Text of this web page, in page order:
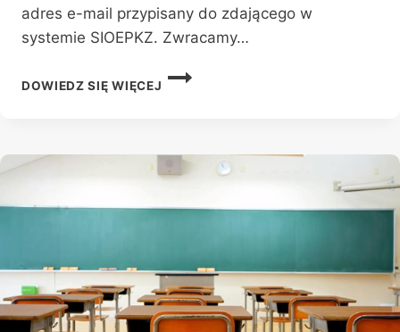
adres e-mail przypisany do zdającego w
systemie SIOEPKZ. Zwracamy…
DOWIEDZ SIĘ WIĘCEJ
WYNIKI
2024.